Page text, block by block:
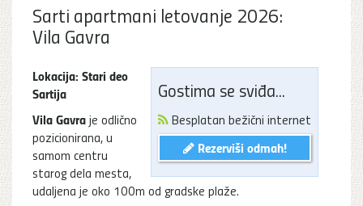
Sarti apartmani letovanje 2026:
Vila Gavra
Gostima se sviđa...
Besplatan bežični internet
Rezerviši odmah!
Lokacija: Stari deo
Sartija
Vila Gavraje odlično
pozicionirana, u
samom centru
starog dela mesta,
udaljena je oko 100m od gradske plaže.